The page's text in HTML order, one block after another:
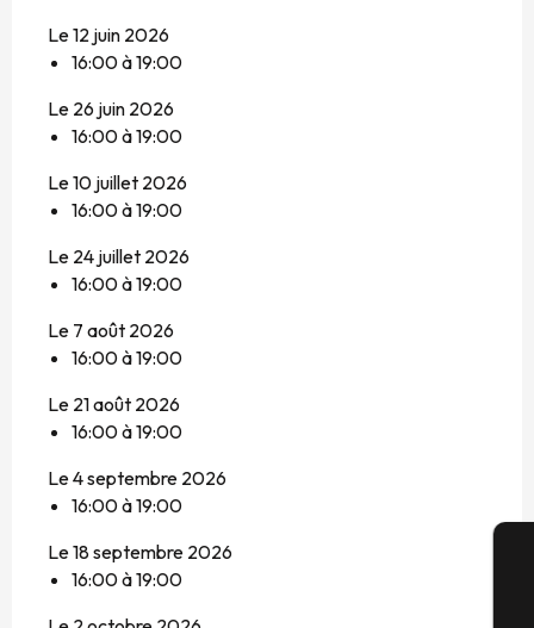
Le 12 juin 2026
16:00 à 19:00
Le 26 juin 2026
16:00 à 19:00
Le 10 juillet 2026
16:00 à 19:00
Le 24 juillet 2026
16:00 à 19:00
Le 7 août 2026
16:00 à 19:00
Le 21 août 2026
16:00 à 19:00
Le 4 septembre 2026
16:00 à 19:00
Le 18 septembre 2026
16:00 à 19:00